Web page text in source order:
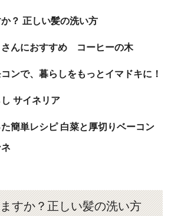
か？ 正しい髪の洗い方
さんにおすすめ コーヒーの木
コンで、暮らしをもっとイマドキに！
し サイネリア
た簡単レシピ 白菜と厚切りベーコン
すか？正しい髪の洗い方